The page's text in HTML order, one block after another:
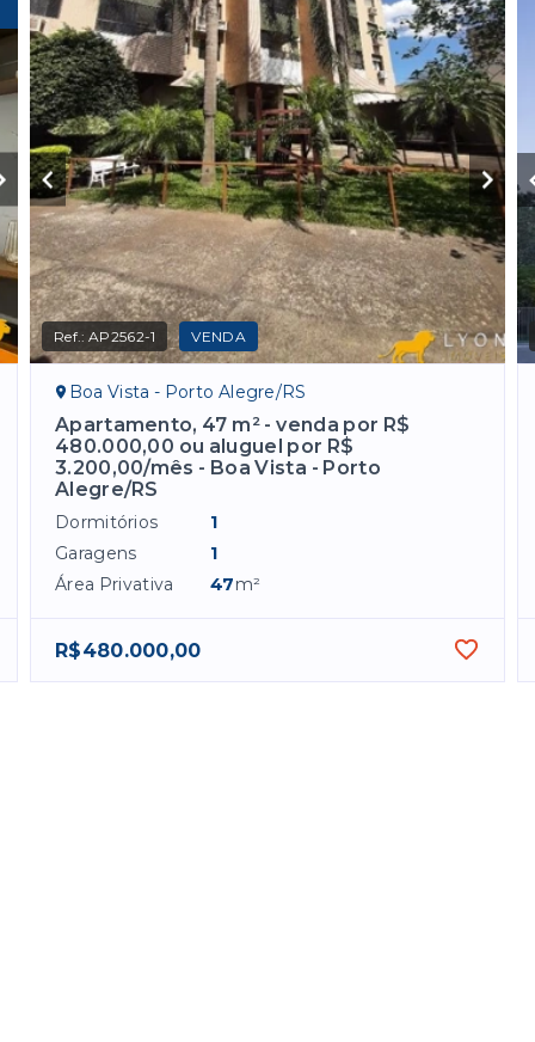
Ref.:AP2562-1 VENDA
Boa Vista - Porto Alegre/RS
Apartamento, 47 m² - venda por R$
480.000,00 ou aluguel por R$
3.200,00/mês - Boa Vista - Porto
Alegre/RS
Dormitórios
1
Garagens
1
Área Privativa
47m²
R$480.000,00